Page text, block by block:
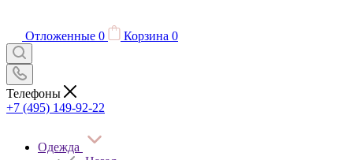
Отложенные 0 Корзина 0
Телефоны
+7 (495) 149-92-22
Одежда